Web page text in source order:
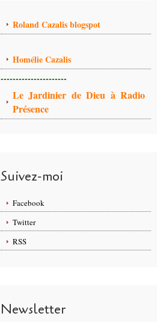
Roland Cazalis blogspot
Homélie Cazalis
----------------------
Le Jardinier de Dieu à Radio
Présence
Suivez-moi
Facebook
Twitter
RSS
Newsletter